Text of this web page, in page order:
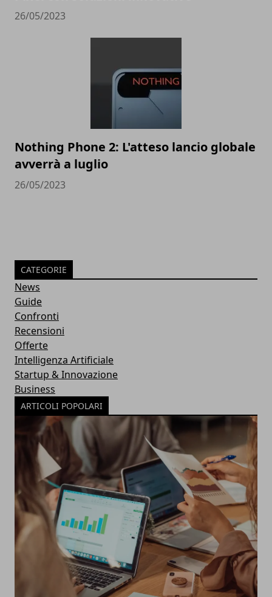
26/05/2023
Nothing Phone 2: L'atteso lancio globale
avverrà a luglio
26/05/2023
CATEGORIE
News
Guide
Confronti
Recensioni
Offerte
Intelligenza Artificiale
Startup & Innovazione
Business
ARTICOLI POPOLARI